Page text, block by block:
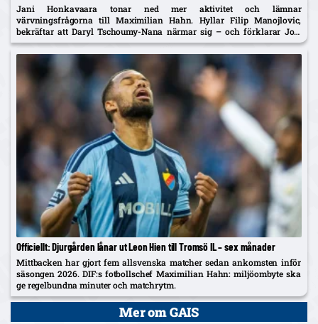
Jani Honkavaara tonar ned mer aktivitet och lämnar
värvningsfrågorna till Maximilian Hahn. Hyllar Filip Manojlovic,
bekräftar att Daryl Tschoumy-Nana närmar sig – och förklarar Joel
Asoros frånvaro med att han är borta "av en anledning".
Officiellt: Djurgården lånar ut Leon Hien till Tromsö IL – sex månader
Mittbacken har gjort fem allsvenska matcher sedan ankomsten inför
säsongen 2026. DIF:s fotbollschef Maximilian Hahn: miljöombyte ska
ge regelbundna minuter och matchrytm.
Mer om GAIS